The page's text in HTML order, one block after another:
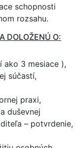
schopnosti
rozsahu.
DOLOŽENÚ O:
3 mesiace ),
súčastí,
praxi,
duševnej
– potvrdenie,